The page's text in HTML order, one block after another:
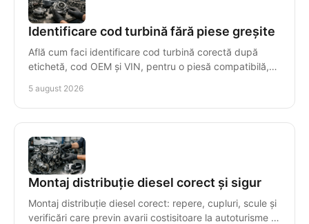
Identificare cod turbină fără piese greșite
Află cum faci identificare cod turbină corectă după
etichetă, cod OEM și VIN, pentru o piesă compatibilă,
5 august 2026
Montaj distribuție diesel corect și sigur
Montaj distribuție diesel corect: repere, cupluri, scule și
verificări care previn avarii costisitoare la autoturisme și